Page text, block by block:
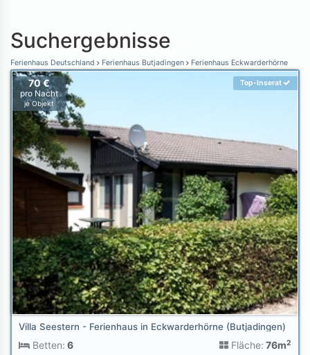
Suchergebnisse
Ferienhaus Deutschland Ferienhaus Butjadingen Ferienhaus Eckwarderhörne
70 €
pro Nacht
je Objekt
Top-Inserat
Villa Seestern - Ferienhaus in Eckwarderhörne (Butjadingen)
Betten: 6 Fläche: 76m2